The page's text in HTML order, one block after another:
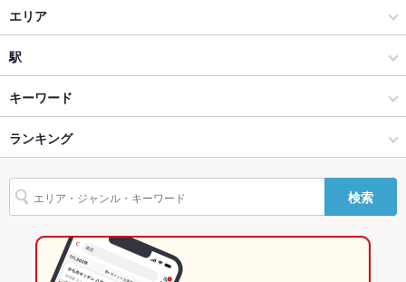
テラス席
貸切
貸切不可 ：ご予算やご要望のなど、大人数のご予約の際は店舗
に直接お問い合わせくださいませ。
設備
Wi-Fi
バリアフリ
ー
なし ：事前にご連絡いただけましたらご対応させていただきま
すのでお気軽にご連絡下さい
提供はできません。
個室居酒屋 くいもの屋わん 桜木町店
個室居酒屋 くいもの屋わん 綱島店
くいもの屋わん 大和店
個室居酒屋 くいもの屋わん 茅ヶ崎店
くいもの屋わん 湘南台店
個室居酒屋 くいもの屋わん 蒲田店
くいもの屋わん 大宮南銀通り店
居酒屋
和風
創作
奈良県その他 × 居酒屋
奈良県その他 × 和風
奈良県その他 × 創作
王寺駅 × 居酒屋
エリア
王寺
王寺 × 居酒屋
王寺 × 和風
王寺 × 創作
奈良
奈良 × 居酒屋
駅
王寺駅
キーワード
からあげ
ちらし寿司 うどん うなぎ 天ぷら レバー
フレンチトースト チーズケーキ
ランキング
奈良のグルメランキング
奈良の居酒屋ランキング
奈良県その他のグルメランキング
検索